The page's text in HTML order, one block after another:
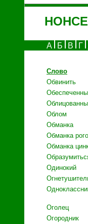
А Б В Г
Слово
Обвинить
Облом
Обманка
Обманка
Обманка
Одинокий
Оголец
Огородник